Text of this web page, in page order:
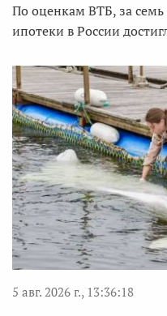
По оценкам ВТБ, за
ипотеки в России
5 авг. 2026 г., 13:36:18